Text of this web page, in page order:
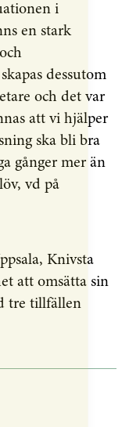
i
en stark
dessutom
och det var
att vi hjälper
ska bli bra
gånger mer än
vd på
Knivsta
att omsätta sin
tre tillfällen